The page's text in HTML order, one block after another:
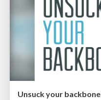
Unsuck your backbone